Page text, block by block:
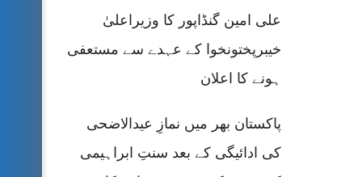
علی امین گنڈاپور کا وزیراعلیٰ
خیبرپختونخوا کے عہدے سے مستعفی
ہونے کا اعلان
پاکستان بھر میں نمازِ عیدالاضحی
کی ادائیگی کے بعد سنتِ ابراہیمی